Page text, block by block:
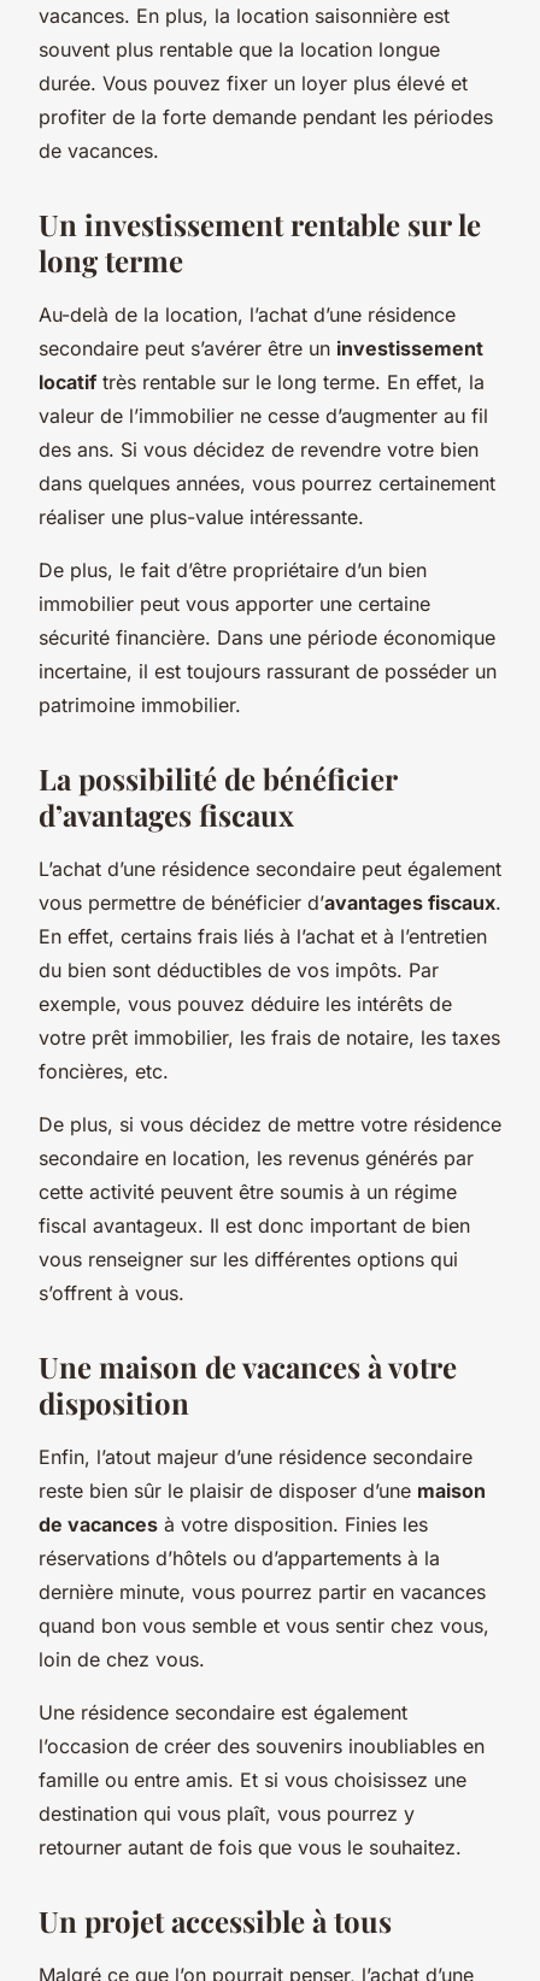
vacances. En plus, la location saisonnière est
souvent plus rentable que la location longue
durée. Vous pouvez fixer un loyer plus élevé et
profiter de la forte demande pendant les périodes
de vacances.
Un investissement rentable sur le
long terme
Au-delà de la location, l’achat d’une résidence
secondaire peut s’avérer être un investissement
locatif très rentable sur le long terme. En effet, la
valeur de l’immobilier ne cesse d’augmenter au fil
des ans. Si vous décidez de revendre votre bien
dans quelques années, vous pourrez certainement
réaliser une plus-value intéressante.
De plus, le fait d’être propriétaire d’un bien
immobilier peut vous apporter une certaine
sécurité financière. Dans une période économique
incertaine, il est toujours rassurant de posséder un
patrimoine immobilier.
La possibilité de bénéficier
d’avantages fiscaux
L’achat d’une résidence secondaire peut également
vous permettre de bénéficier d’avantages fiscaux.
En effet, certains frais liés à l’achat et à l’entretien
du bien sont déductibles de vos impôts. Par
exemple, vous pouvez déduire les intérêts de
votre prêt immobilier, les frais de notaire, les taxes
foncières, etc.
De plus, si vous décidez de mettre votre résidence
secondaire en location, les revenus générés par
cette activité peuvent être soumis à un régime
fiscal avantageux. Il est donc important de bien
vous renseigner sur les différentes options qui
s’offrent à vous.
Une maison de vacances à votre
disposition
Enfin, l’atout majeur d’une résidence secondaire
reste bien sûr le plaisir de disposer d’une maison
de vacances à votre disposition. Finies les
réservations d’hôtels ou d’appartements à la
dernière minute, vous pourrez partir en vacances
quand bon vous semble et vous sentir chez vous,
loin de chez vous.
Une résidence secondaire est également
l’occasion de créer des souvenirs inoubliables en
famille ou entre amis. Et si vous choisissez une
destination qui vous plaît, vous pourrez y
retourner autant de fois que vous le souhaitez.
Un projet accessible à tous
Malgré ce que l’on pourrait penser, l’achat d’une